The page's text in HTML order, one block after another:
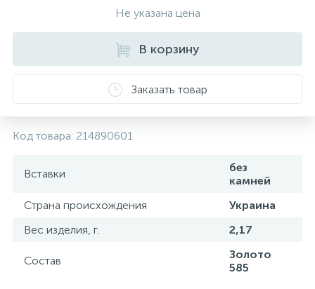
Не указана цена
В корзину
Заказать товар
Код товара: 214890601
Вставки
без
камней
Страна происхождения
Украина
Вес изделия, г.
2,17
Состав
Золото
585
Серебряные сувениры